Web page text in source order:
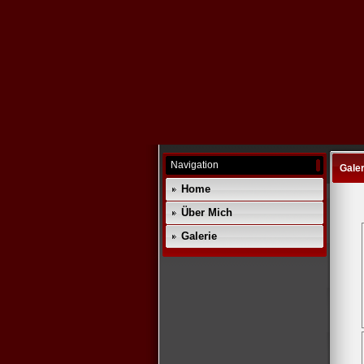
Navigation
Home
Über Mich
Galerie